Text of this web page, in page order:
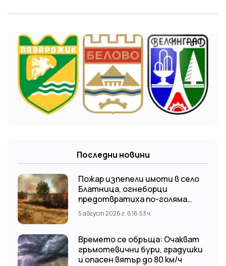
Последни новини
Пожар изпепели имоти в село
Блатница, огнеборци
предотвратиха по-голяма
трагедия
5 август 2026 г. в 16:53 ч.
Времето се обръща: Очакват
гръмотевични бури, градушки
и опасен вятър до 80 км/ч